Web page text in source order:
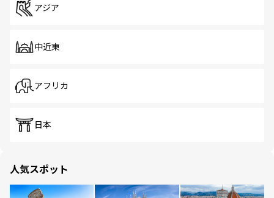
アジア
中近東
アフリカ
日本
人気スポット